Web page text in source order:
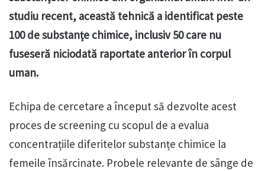
studiu recent, această tehnică a identificat peste
100 de substanțe chimice, inclusiv 50 care nu
fuseseră niciodată raportate anterior în corpul
uman.
Echipa de cercetare a început să dezvolte acest
proces de screening cu scopul de a evalua
concentrațiile diferitelor substanțe chimice la
femeile însărcinate. Probele relevante de sânge de